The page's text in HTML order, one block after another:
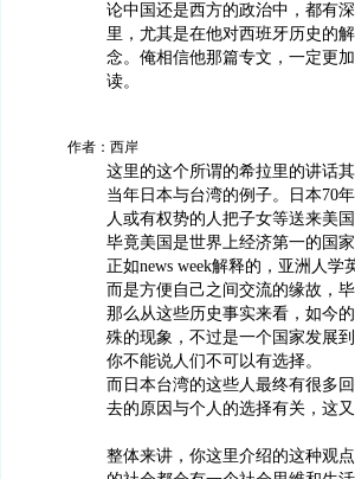
论中国还是西方的政治中，都有
里，尤其是在他对西班牙历史的
念。俺相信他那篇专文，一定更
读。
作者：西岸
这里的这个所谓的希拉里的讲话
当年日本与台湾的例子。日本70
人或有权势的人把子女等送来美
毕竟美国是世界上经济第一的国
正如news week解释的，亚洲人
而是方便自己之间交流的缘故，
那么从这些历史事实来看，如今
殊的现象，不过是一个国家发展
你不能说人们不可以有选择。
而日本台湾的这些人最终有很多
去的原因与个人的选择有关，这
整体来讲，你这里介绍的这种观